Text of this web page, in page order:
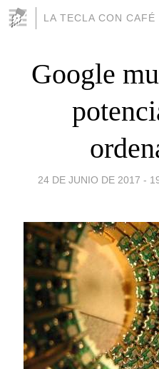
LA TECLA CON CAFÉ
Google
24 DE JUNIO DE 2017 -